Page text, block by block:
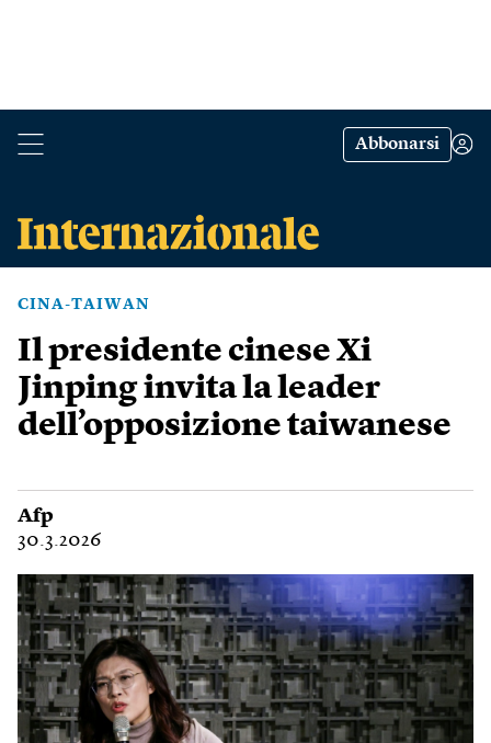
Abbonarsi
CINA-TAIWAN
Il presidente cinese Xi
Jinping invita la leader
dell’opposizione taiwanese
Afp
30.3.2026